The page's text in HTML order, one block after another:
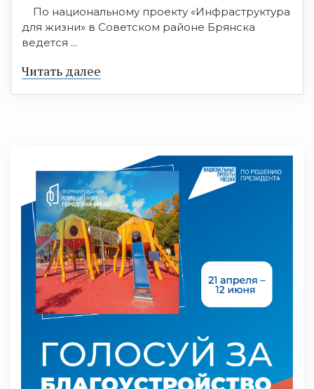
По национальному проекту «Инфраструктура
для жизни» в Советском районе Брянска
ведется ...
Читать далее